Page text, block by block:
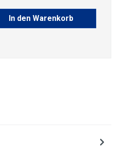
Gib den gewünschten
In den Warenkorb